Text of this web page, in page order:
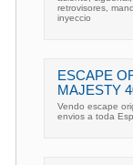
retrovisores,
inyeccio
ESCAPE
MAJESTY
Vendo escape
envios a toda